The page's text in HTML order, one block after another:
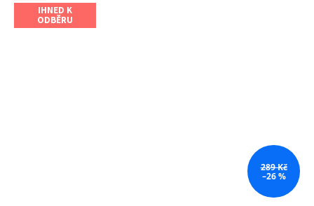
IHNED K
ODBĚRU
289 Kč
–26 %